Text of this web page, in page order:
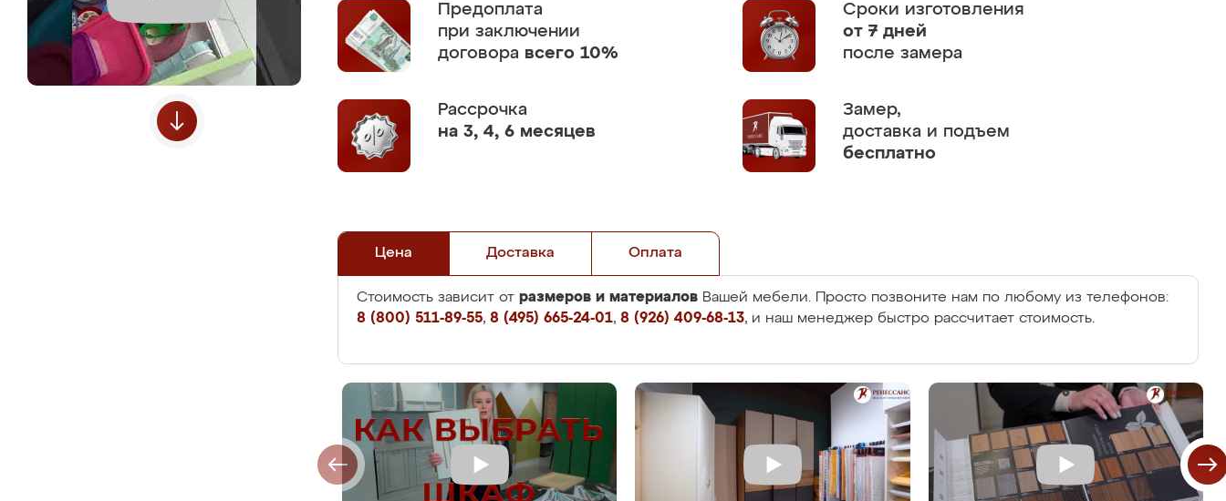
Предоплата
при заключении
договора всего 10%
Сроки изготовления
от 7 дней
после замера
Рассрочка
на 3, 4, 6 месяцев
Замер,
доставка и подъем
бесплатно
Цена Доставка Оплата
Стоимость зависит от размеров и материалов Вашей мебели. Просто позвоните нам по любому из телефонов:
8 (800) 511-89-55, 8 (495) 665-24-01, 8 (926) 409-68-13, и наш менеджер быстро рассчитает стоимость.